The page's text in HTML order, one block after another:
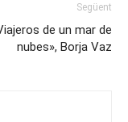
Següent
de un mar de
nubes», Borja Vaz